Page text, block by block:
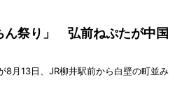
ん祭り」 弘前ねぷたが中国
8月13日、JR柳井駅前から白壁の町並み